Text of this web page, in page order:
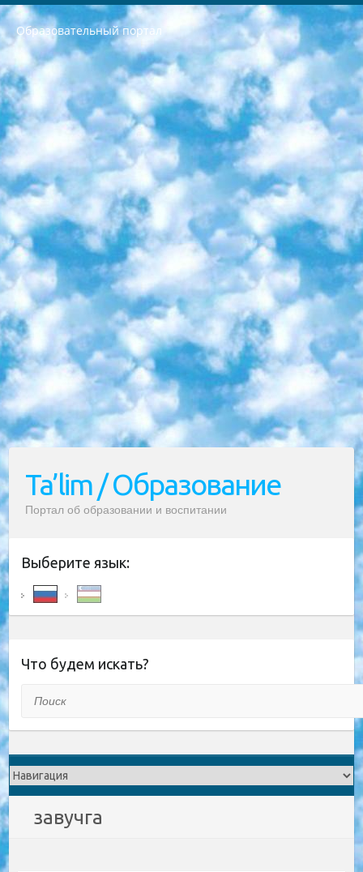
Образовательный портал
РЕСПУБЛИКА УЗБЕКИСТАН МИНИСТРЕРСТВО ДОШКОЛЬНОГО И ШКОЛЬНОГО ОБРАЗОВАНИЯ КОМАНДА в общеобразовательных учреждениях в 2023-2024 учебном году организация и проведение итоговой государственной аттестации обучающихся о Министра дошкольного и школьного образования Республики Узбекистан от 4 марта 2008 года (постановлением Минюста от 20 марта 2008 года № 1778 государственной регистрации) «Итоговое состояние учащихся общего среднего образования на основании положения об утверждении положения об аттестации общего среднего образования выпускной экзамен студентов в образовательных учреждениях в 2023-2024 учебном году В целях организации и прохождения аттестации приказываю: 1. Следующее: перечень предметов, по которым будет проводиться итоговая государственная аттестация и экзамен формы перевода согласно приложению 1; сертификаты международного образца, оценивающие уровень владения иностранными языками перечень согласно приложению 2; 2. Педагогический при специализированных образовательных учреждениях. научно-практический центр квалификации и международной оценки (Д.Давидова) 2024 г. До 25 марта: задания по предметам, по которым будет проводиться итоговая аттестация разработка и утверждение технических условий; итоговая аттестация на основании разработанного предметного задания разработка вопросов по предметам (устно и письменно), экзамен передача; общеобразовательные средние школы и специальные учебные заведения учащиеся выпускных классов школ и интернатов в агентской системе подготовка базы данных экзаменационных материалов и критериев оценки; перевод базы экзаменационных материалов на все языки обучения подать в Республиканский образовательный центр для изготовления; варианты экзаменов на основе разработанных контрольных материалов пусть будут поставлены задачи формирования. 3. Республиканский образовательный центр (Ш.Худайкулов) до 5 апреля 2024 года. до: база данных предоставленных экзаменационных материалов на все языки обучения перевод и экспертиза; для слепых, слабовидящих, глухих, слабослышащих и умственно отсталых детей учащиеся выпускных классов специализированных школ и школ-интернатов база данных экзаменационных материалов на всех преподаваемых языках подготовка критериев оценки; специализированные школы для умственно отсталых детей и технологии для учащихся выпускных классов школ-интернатов разработка соответствующих рекомендаций и критериев проведения ЕГЭ по естествознанию давать задания. 4. Педагогический при специализированных образовательных учреждениях. Научно-практический центр навыков и международной оценки (Д.Давидова), Республика образовательный центр (Худайкулов Ш.) итоговый государственный аттестационный экзамен ориентирован на творческое и логическое мышление при подготовке базы материалов учитывать введение заданий. 5. Следует отметить, что: сертификат государственного образца о знании общеобразовательного предмета и как минимум национальный уровень B1 по предметам на иностранных языках, указанным в Приложении 2. или международно признанный сертификат эквивалентного уровня студенты, изучающие определенный предмет, освобождаются от экзамена; по соответствующим предметам запланирована итоговая государственная аттестация за день до дня, путем жеребьевки Рабочей группой (в письменной форме по предметам, проводимым в форме) из числа сформированных вариантов выбрано 2 варианта; 2 выбранных варианта экзамена анонсированы на официальном сайте министерства и все выпускники по всей стране на основе этих вариантов проводит итоговую государственную аттестацию. 6. Государственное образование учащихся средних общеобразовательных учреждений. знания в соответствии с квалификационными требованиями, которые необходимо приобрести на основании стандартов итоговый (выпускной) контроль для 9 и 11 классов в целях тестирования Экзамены (далее – экзамены) состоят из предметов, перечисленных в приложении 1. будет сделано. 7. Экзамены пройдут с 26 мая по 15 июня 2024 г. (кроме науки физического воспитания). 8. Физическая для учащихся 9 классов общесредних образовательных учреждений. Экзамены по предмету «Образование, квалификация медицина» 1-6 мая 2024 года. сотрудники перевести под присмотр (с отклонениями в физическом или умственном развитии) специализированная школа для детей, школы-интернаты и со сколиозом школы-интернаты санаторного типа для больных детей исключены). 9. Он был слепым, слабовидящим и имел нарушения опорно-двигательного аппарата. экзамены в специализированных школах и интернатах для детей должны проводиться исходя из требований, предъявляемых к общеобразовательным учреждениям (физкультура кроме науки). 10. Специализированная школа для глухих и слабослышащих детей. и экзамены в интернатах и быть реализован в виде письменного теста по математике. 11. Специальность для умственно отсталых детей. Для 9 класса Родной язык и литературное письмо Государственный язык (язык обучения – узбекский). для неклассов) написано Математическое письмо Письменная/устная история Узбекистана Физическое воспитание практично Итоговый контроль Для 11 класса Написание родного языка и литературы (эссе) Математическое письмо Узбекский язык (обучение на узбекском языке) не посещающее общее среднее образование для учреждений)/Образовательное учреждение выбор письменный и устный Иностранный язык письменный/устный Письменная/устная история Узбекистана *По выбору студента:  Химия  Физика  Основы государственного права  География 10 бесплатных образовательных ресурсов - Мы составили подборку онлайн-проектов с интерактивными упражнениями, видеолекциями и статьями. Они помогут вам обрести новые и освежить старые знания бесплатно. 1. «ИНТУИТ» Старейшая образовательная площадка Рунета. Здесь вы найдёте сотни текстовых и видеокурсов на десятки различных тем — от программирования до психологии. Многие курсы подготовлены российскими университетами и крупными международными компаниями вроде Intel и Microsoft. Самостоятельное обучение бесплатное, но желающие могут оплатить услуги персональных наставников. 2. «Смартия» знакомит с актуальными профессиями и подсказывает, как им обучаться. Выбрав заинтересовавшую вас специальность — SMM-специалист, фотограф, веб-дизайнер или другую, — увидите список необходимых для неё умений. Чтобы вы могли освоить их самостоятельно, для каждого умения площадка отображает подборку ссылок на учебные материалы. Хотя «Смартия» ориентируется на русскоязычную аудиторию, часть контента всё же доступна только на английском. 3. «Лекторий Физтеха» Проект Московского физико-технического института (Физтеха). С его помощью вы можете смотреть онлайн серии лекций, записанные на видео в этом вузе. В числе доступных предметов — физика, биология, химия, информационные технологии и другие. К некоторым лекциям администрация ресурса прилагает готовые конспекты, которые можно скачивать в PDF-формате. 4. ITMOcourses Онлайн-площадка Санкт-Петербургского национального исследовательского университета информационных технологий, механики и оптики (ИТМО). Ресурс предоставляет свободный доступ к курсам, разработанным в этом вузе. Каталог материалов разбит на четыре категории: «Оптические системы и технологии», «Приборостроение и робототехника», «Информационные технологии» и «Биотехнологии». Курсы состоят из видеолекций, интерактивных демонстраций и заданий. 5. «КиберЛенинка» Электронная научная библиотека открытого доступа. Каталог площадки регулярно обрастает текстами статей из различных научных изданий. Сгруппированные по журналам и рубрикам публикации можно читать онлайн или скачивать целиком в PDF-формате. Проект нацелен на популяризацию науки за счёт открытого доступа к качественной информации. 6. «ПостНаука» На этом ресурсе публикуют подборки видеолекций, составленные экспертами из разных отраслей и объединённые общими темами. Среди них, к примеру, есть серии «Биоинформатика и геномика», «Культура средневековой Скандинавии» и Cinema Studies о теории кино. Каждая подборка лекций — логически связанная история, рассказанная экспертом от первого лица. Кроме того, на сайте появляются научно-образовательные статьи и тесты на разные темы. 7. «Newочём» Команда проекта «Newочём» отбирает самые интересные тексты из англоязычных СМИ и переводит те из них, за которые голосуют участники сообщества «ВКонтакте». По большей части это научно-популярные статьи. Редакторы придумывают лишь заголовки, в остальном содержание переводов соответствует оригиналам. Полные тексты можно читать прямо в социальной сети. 8. InternetUrok Онлайн-база материалов по основным дисциплинам школьной программы. Информация на сайте структурирована по классам, предметам и темам (урокам). Каждый урок состоит из видеолекций и конспектов. Есть также интерактивные тренажёры и тесты для закрепления пройденного материала. Даже если вы давно окончили школу, возможность повторить программу старших классов всегда может пригодиться. 9. Edutainme Ещё один ресурс об образовании. В отличие от Newtonew, как мне кажется, Edutainme больше ориентируется на представителей индустрии: педагогов, предпринимателей, разработчиков образовательных проектов. Но и любой, кто просто стремится к саморазвитию, найдёт на сайте много полезного и интересного для себя. Например, информацию о новых курсах и образовательных сервисах. 10. Newtonew Онлайн-медиа об образовании и обучении в широком смысле. Авторы Newtonew пишут об инструментах, заведениях, тактиках и стратегиях, которые помогают учить других и получать новые знания самостоятельно. На этой площадке вы найдёте новости, обзоры, аналитические мат
Ta’lim / Образование
Портал об образовании и воспитании
Выберите язык:
Что будем искать?
завучга